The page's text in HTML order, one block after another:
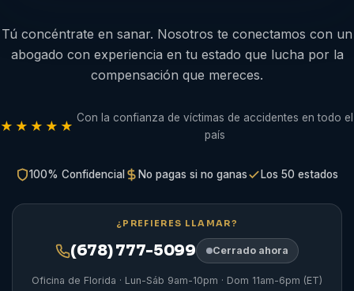
Tú concéntrate en sanar. Nosotros te conectamos con un
abogado con experiencia en tu estado que lucha por la
compensación que mereces.
★★★★★
Con la confianza de víctimas de accidentes en todo el
país
100% Confidencial No pagas si no ganas Los 50 estados
¿PREFIERES LLAMAR?
(678) 777-5099 Cerrado ahora
Oficina de Florida · Lun-Sáb 9am-10pm · Dom 11am-6pm (ET)